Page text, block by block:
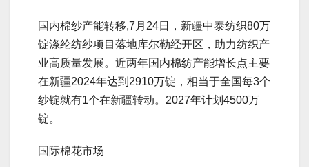
国内棉纱产能转移,7月24日，新疆中泰纺织80万
锭涤纶纺纱项目落地库尔勒经开区，助力纺织产
业高质量发展。近两年国内棉纺产能增长点主要
在新疆2024年达到2910万锭，相当于全国每3个
纱锭就有1个在新疆转动。2027年计划4500万
锭。
国际棉花市场